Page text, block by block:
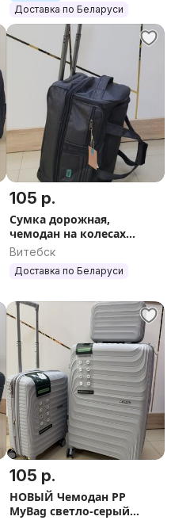
Доставка по Беларуси
105 р.
Сумка дорожная,
чемодан на колесах
Impreza Темно-серый 3
плотная ткань +ДОСТАВ
Витебск
Доставка по Беларуси
105 р.
НОВЫЙ Чемодан PP
MyBag светло-серый